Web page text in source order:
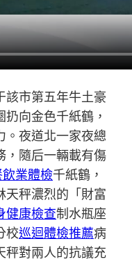
該市第五年牛土豪
向金色千紙鶴，
。夜道北一家夜總
，隨后一輛載有傷
飲業體檢千紙鶴，
天秤濃烈的「財富
健康檢查制水瓶座
校巡迴體檢推薦病
秤對兩人的抗議充